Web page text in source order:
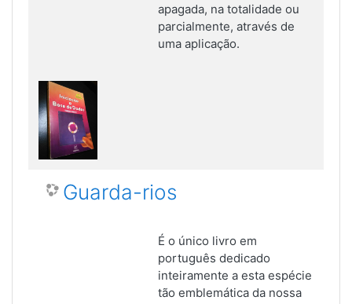
apagada, na totalidade ou
parcialmente, através de
uma aplicação.
Guarda-rios
É o único livro em
português dedicado
inteiramente a esta espécie
tão emblemática da nossa